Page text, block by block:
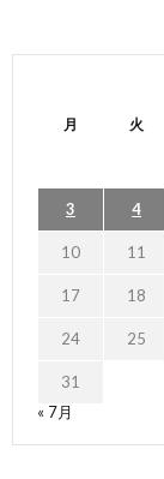
月 火
3 4
10 11
17 18
24 25
31
« 7月